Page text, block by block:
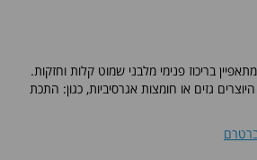
בריכוז פנימי מלבני שמוט קלות וחזקות.
גזים או חומצות אגרסיביות, כגון: התכת